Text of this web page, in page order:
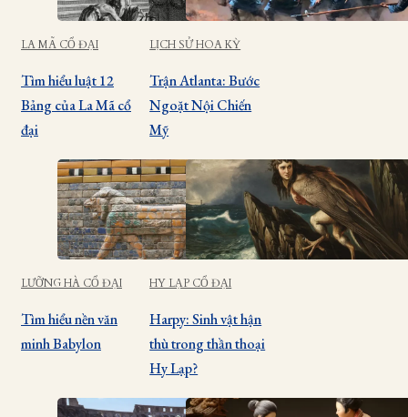
LA MÃ CỔ ĐẠI
Tìm hiểu luật 12
Bảng của La Mã cổ
đại
LỊCH SỬ HOA KỲ
Trận Atlanta: Bước
Ngoặt Nội Chiến
Mỹ
LƯỠNG HÀ CỔ ĐẠI
Tìm hiểu nền văn
minh Babylon
HY LẠP CỔ ĐẠI
Harpy: Sinh vật hận
thù trong thần thoại
Hy Lạp?